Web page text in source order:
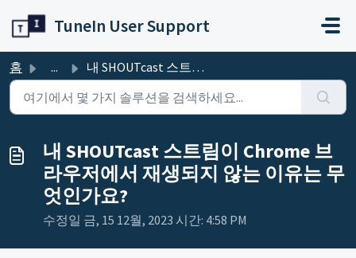
TuneIn User Support
홈 ... 내 SHOUTcast 스트림이 Chrome 브라우저에서 재생되지 않는 이유는 무엇인가요?
내 SHOUTcast 스트림이 Chrome 브
라우저에서 재생되지 않는 이유는 무
엇인가요?
수정일 금, 15 12월, 2023 시간: 4:58 PM